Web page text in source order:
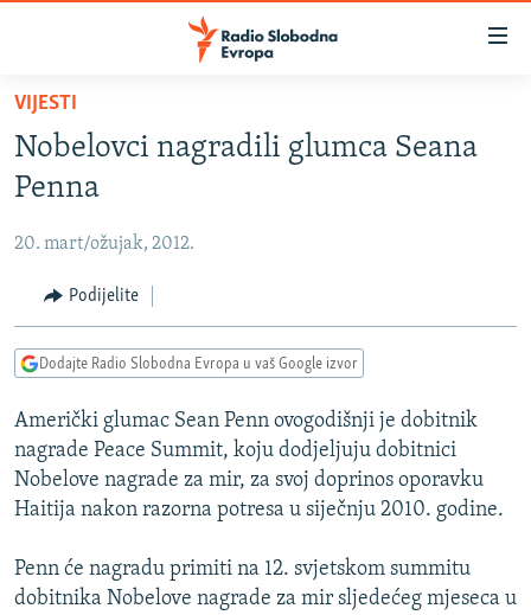
Pređite
glavni
sadržaj
na
navigaciju
Pređite
na
VIJESTI
BOSNA I HERCEGOVINA
KOSOVO
CRNA GORA
VIDEO
FOTOGALERIJE
INFOGRAFIKE
PODCASTI
RAT U UKRAJINI
KINA NA BALKANU
RSE PRIČE IZ SVIJETA
ISPRIČAJ MI
DNEVNO@RSE
VIJESTI
Nobelovci nagradili glumca Seana
Penna
20. mart/ožujak, 2012.
Podijelite
Dodajte Radio Slobodna Evropa u vaš Google izvor
Američki glumac Sean Penn ovogodišnji je dobitnik
nagrade Peace Summit, koju dodjeljuju dobitnici
Nobelove nagrade za mir, za svoj doprinos oporavku
Haitija nakon razorna potresa u siječnju 2010. godine.
Penn će nagradu primiti na 12. svjetskom summitu
dobitnika Nobelove nagrade za mir sljedećeg mjeseca u